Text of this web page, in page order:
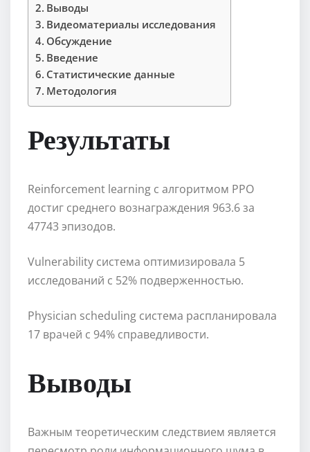
Выводы
Видеоматериалы исследования
Обсуждение
Введение
Статистические данные
Методология
Результаты
Reinforcement learning с алгоритмом PPO
достиг среднего вознаграждения 963.6 за
47743 эпизодов.
Vulnerability система оптимизировала 5
исследований с 52% подверженностью.
Physician scheduling система распланировала
17 врачей с 94% справедливости.
Выводы
Важным теоретическим следствием является